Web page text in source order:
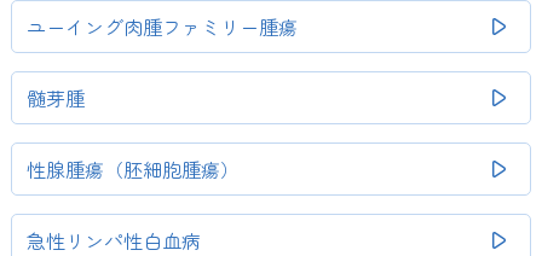
ユーイング肉腫ファミリー腫瘍
髄芽腫
性腺腫瘍（胚細胞腫瘍）
急性リンパ性白血病